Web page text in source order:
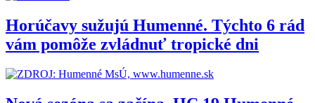
Horúčavy sužujú Humenné. Týchto 6 rád
vám pomôže zvládnuť tropické dni